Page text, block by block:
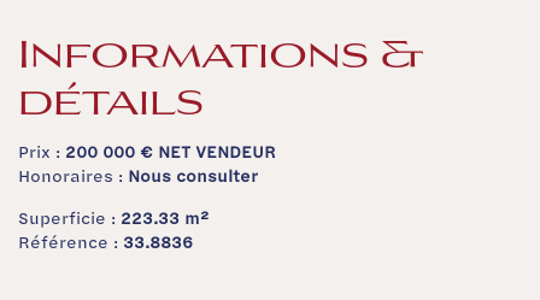
Informations &
détails
Prix : 200 000 € NET VENDEUR
Honoraires : Nous consulter
Superficie : 223.33 m²
Référence : 33.8836